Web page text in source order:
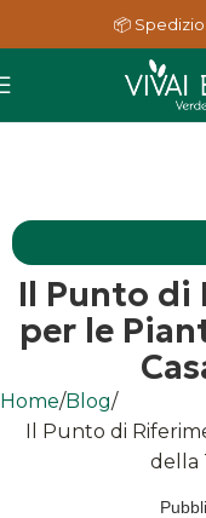
📦
Il Punto di
per le
Home Blog
Il Punto di
della